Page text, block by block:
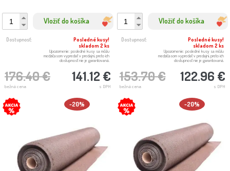
Vložiť do košíka
176.40 €
bežná cena
141.12 €
s DPH
Dostupnosť:
Posledné kusy!
skladom 2 ks
Upozornenie: posledné kusy sa môžu
medzičasom vypredať v predajni, preto ich
dostupnosť nie je garantovaná.
Vložiť do košíka
153.70 €
bežná cena
122.96 €
s DPH
Dostupnosť:
Posledné kusy!
skladom 2 ks
Upozornenie: posledné kusy sa môžu
medzičasom vypredať v predajni, preto ich
dostupnosť nie je garantovaná.
-20% -20%